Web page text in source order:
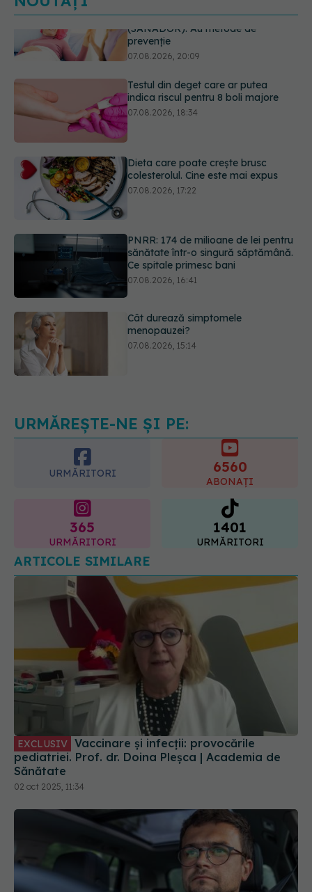
Testul din deget care ar putea
indica riscul pentru 8 boli majore
07.08.2026, 16:41
Cât durează simptomele
URMĂREȘTE-NE ȘI PE:
URMĂRITORI 6560
ABONAȚI
365
URMĂRITORI
1401
URMĂRITORI
ARTICOLE SIMILARE
EXCLUSIV
pediatriei. Prof. dr. Doina Pleșca | Academia de
Sănătate
02 oct 2025, 11:34